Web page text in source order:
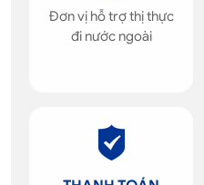
Đơn vị hỗ trợ thị thực
đi nước ngoài